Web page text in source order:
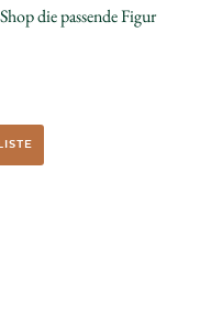
die passende Figur